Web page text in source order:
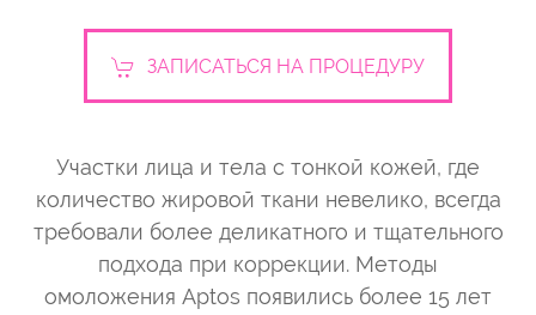
ЗАПИСАТЬСЯ НА ПРОЦЕДУРУ
Участки лица и тела с тонкой кожей, где
количество жировой ткани невелико, всегда
требовали более деликатного и тщательного
подхода при коррекции. Методы
омоложения Aptos появились более 15 лет